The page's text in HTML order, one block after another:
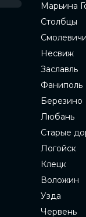
Марьина
Столбцы
Смолевичи
Несвиж
Заславль
Фаниполь
Березино
Любань
Старые
Логойск
Клецк
Воложин
Узда
Червень